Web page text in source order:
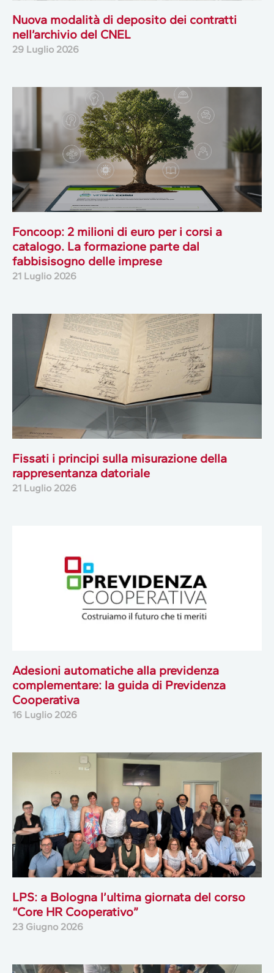
Nuova modalità di deposito dei contratti
nell’archivio del CNEL
29 Luglio 2026
Foncoop: 2 milioni di euro per i corsi a
catalogo. La formazione parte dal
fabbisisogno delle imprese
21 Luglio 2026
Fissati i principi sulla misurazione della
rappresentanza datoriale
21 Luglio 2026
Adesioni automatiche alla previdenza
complementare: la guida di Previdenza
Cooperativa
16 Luglio 2026
LPS: a Bologna l’ultima giornata del corso
“Core HR Cooperativo”
23 Giugno 2026